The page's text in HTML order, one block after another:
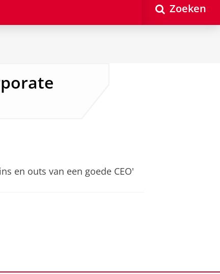
Zoeken
en outs van een goede CEO'